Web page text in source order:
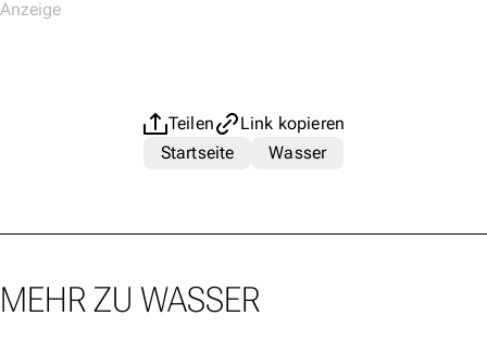
Teilen
Link kopieren
Startseite
Wasser
MEHR ZU WASSER